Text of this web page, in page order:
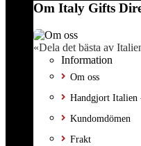
Om Italy Gifts
«Dela det bästa av
Information
Om oss
Handgjort Italien
Kundomdömen
Frakt